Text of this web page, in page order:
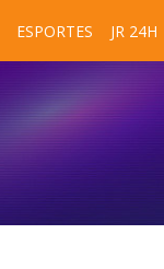
ESPORTES JR 24H